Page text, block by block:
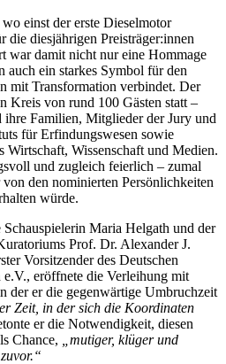
einst der erste Dieselmotor
die diesjährigen Preisträger:innen
war damit nicht nur eine Hommage
auch ein starkes Symbol für den
mit Transformation verbindet. Der
Kreis von rund 100 Gästen statt –
Familien, Mitglieder der Jury und
für Erfindungswesen sowie
Wirtschaft, Wissenschaft und Medien.
und zugleich feierlich – zumal
den nominierten Persönlichkeiten
würde.
Maria Helgath und der
Prof. Dr. Alexander J.
Vorsitzender des Deutschen
eröffnete die Verleihung mit
der er die gegenwärtige Umbruchzeit
Zeit, in der sich die Koordinaten
er die Notwendigkeit, diesen
Chance,
„mutiger, klüger und